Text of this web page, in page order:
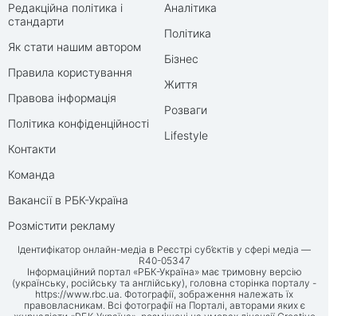
Редакційна політика і
стандарти
Як стати нашим автором
Правила користування
Правова інформація
Політика конфіденційності
Контакти
Команда
Вакансії в РБК-Україна
Розмістити рекламу
Аналітика
Політика
Бізнес
Життя
Розваги
Lifestyle
Ідентифікатор онлайн-медіа в Реєстрі суб’єктів у сфері медіа —
R40-05347
Інформаційний портал «РБК-Україна» має тримовну версію
(українську, російську та англійську), головна сторінка порталу -
https://www.rbc.ua. Фотографії, зображення належать їх
правовласникам. Всі фотографії на Порталі, авторами яких є